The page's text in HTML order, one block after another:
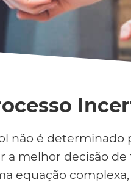
não é determinado
a melhor decisão de
equação